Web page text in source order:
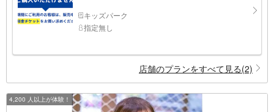
キッズパーク
指定無し
店舗のプランをすべて見る(2)
4,200 人以上が体験！